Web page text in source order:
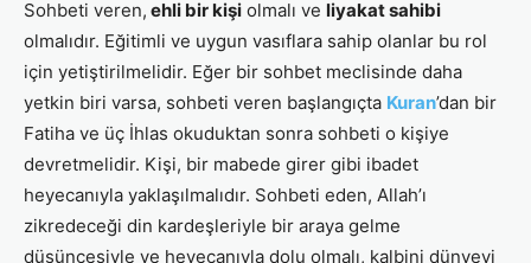
Sohbeti veren, ehli bir kişi olmalı ve liyakat sahibi
olmalıdır. Eğitimli ve uygun vasıflara sahip olanlar bu rol
için yetiştirilmelidir. Eğer bir sohbet meclisinde daha
yetkin biri varsa, sohbeti veren başlangıçta Kuran’dan bir
Fatiha ve üç İhlas okuduktan sonra sohbeti o kişiye
devretmelidir. Kişi, bir mabede girer gibi ibadet
heyecanıyla yaklaşılmalıdır. Sohbeti eden, Allah’ı
zikredeceği din kardeşleriyle bir araya gelme
düşüncesiyle ve heyecanıyla dolu olmalı, kalbini dünyevi